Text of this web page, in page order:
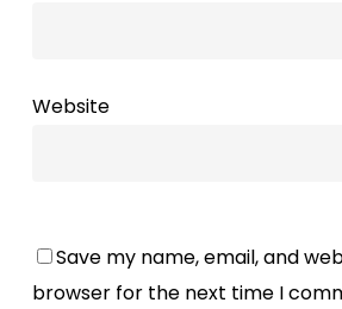
Website
Save my name, email, and
browser for the next time I